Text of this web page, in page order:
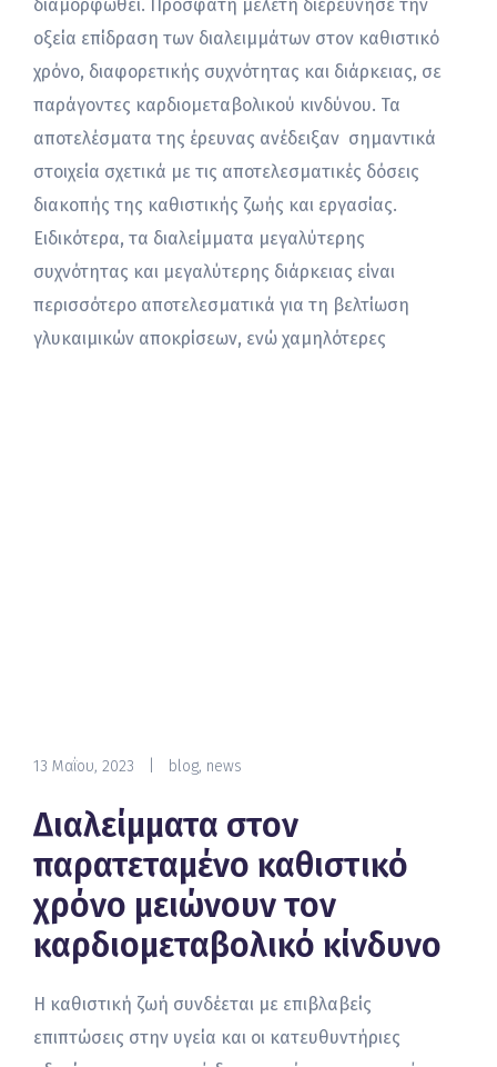
διαμορφωθεί. Πρόσφατη μελέτη διερεύνησε την
οξεία επίδραση των διαλειμμάτων στον καθιστικό
χρόνο, διαφορετικής συχνότητας και διάρκειας, σε
παράγοντες καρδιομεταβολικού κινδύνου. Τα
αποτελέσματα της έρευνας ανέδειξαν σημαντικά
στοιχεία σχετικά με τις αποτελεσματικές δόσεις
διακοπής της καθιστικής ζωής και εργασίας.
Ειδικότερα, τα διαλείμματα μεγαλύτερης
συχνότητας και μεγαλύτερης διάρκειας είναι
περισσότερο αποτελεσματικά για τη βελτίωση
γλυκαιμικών αποκρίσεων, ενώ χαμηλότερες
13 Μαΐου, 2023 blog, news
Διαλείμματα στον
παρατεταμένο καθιστικό
χρόνο μειώνουν τον
καρδιομεταβολικό κίνδυνο
Η καθιστική ζωή συνδέεται με επιβλαβείς
επιπτώσεις στην υγεία και οι κατευθυντήριες